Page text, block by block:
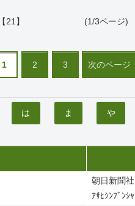
果【21】 (1/3ページ)
1 2 3 次のページ
は ま や
朝日新聞社
ｱｻﾋｼﾝﾌﾞﾝｼｬ